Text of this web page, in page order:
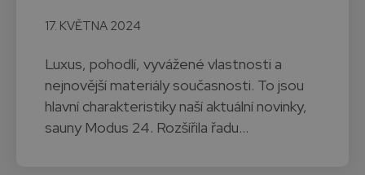
17. KVĚTNA 2024
Luxus, pohodlí, vyvážené vlastnosti a
nejnovější materiály současnosti. To jsou
hlavní charakteristiky naší aktuální novinky,
sauny Modus 24. Rozšířila řadu…